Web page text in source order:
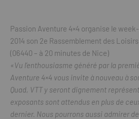
Passion Aventure 4×4 organise le
2014 son 2e Rassemblement des
(06440 – à 20 minutes de Nice)
«Vu l’enthousiasme généré par la
Aventure 4×4 vous invite à nouveau à
Quad, VTT y seront dignement
exposants sont attendus en plus de
dernier. Nous pourrons aussi admirer